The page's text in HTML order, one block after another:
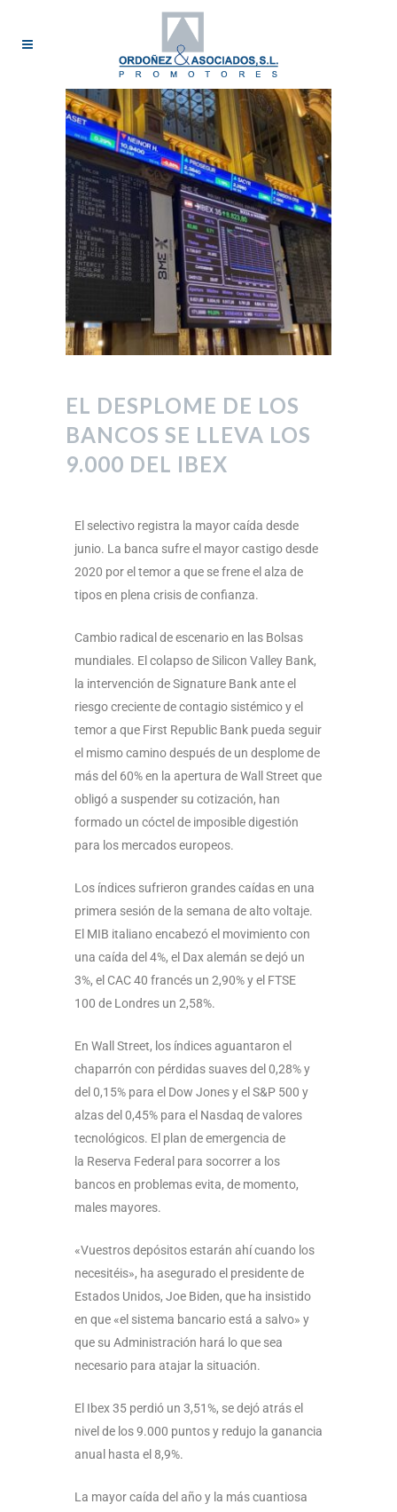
EL DESPLOME DE LOS
BANCOS SE LLEVA LOS
9.000 DEL IBEX
El selectivo registra la mayor caída desde
junio. La banca sufre el mayor castigo desde
2020 por el temor a que se frene el alza de
tipos en plena crisis de confianza.
Cambio radical de escenario en las Bolsas
mundiales. El colapso de Silicon Valley Bank,
la intervención de Signature Bank ante el
riesgo creciente de contagio sistémico y el
temor a que First Republic Bank pueda seguir
el mismo camino después de un desplome de
más del 60% en la apertura de Wall Street que
obligó a suspender su cotización, han
formado un cóctel de imposible digestión
para los mercados europeos.
Los índices sufrieron grandes caídas en una
primera sesión de la semana de alto voltaje.
El MIB italiano encabezó el movimiento con
una caída del 4%, el Dax alemán se dejó un
3%, el CAC 40 francés un 2,90% y el FTSE
100 de Londres un 2,58%.
En Wall Street, los índices aguantaron el
chaparrón con pérdidas suaves del 0,28% y
del 0,15% para el Dow Jones y el S&P 500 y
alzas del 0,45% para el Nasdaq de valores
tecnológicos. El plan de emergencia de
la Reserva Federal para socorrer a los
bancos en problemas evita, de momento,
males mayores.
«Vuestros depósitos estarán ahí cuando los
necesitéis», ha asegurado el presidente de
Estados Unidos, Joe Biden, que ha insistido
en que «el sistema bancario está a salvo» y
que su Administración hará lo que sea
necesario para atajar la situación.
El Ibex 35 perdió un 3,51%, se dejó atrás el
nivel de los 9.000 puntos y redujo la ganancia
anual hasta el 8,9%.
La mayor caída del año y la más cuantiosa